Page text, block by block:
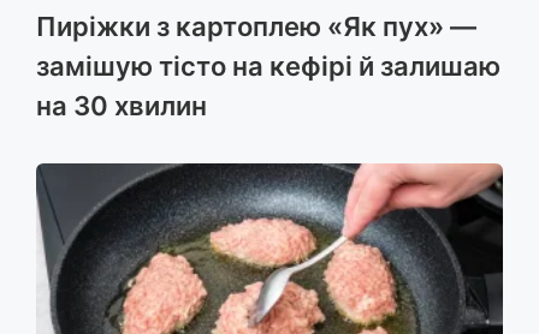
Пиріжки з картоплею «Як пух» —
замішую тісто на кефірі й залишаю
на 30 хвилин